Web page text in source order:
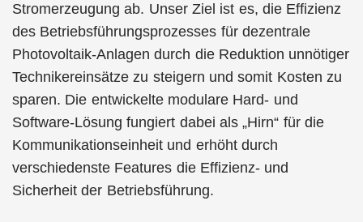
Stromerzeugung ab. Unser Ziel ist es, die Effizienz
des Betriebsführungsprozesses für dezentrale
Photovoltaik-Anlagen durch die Reduktion unnötiger
Technikereinsätze zu steigern und somit Kosten zu
sparen. Die entwickelte modulare Hard- und
Software-Lösung fungiert dabei als „Hirn“ für die
Kommunikationseinheit und erhöht durch
verschiedenste Features die Effizienz- und
Sicherheit der Betriebsführung.